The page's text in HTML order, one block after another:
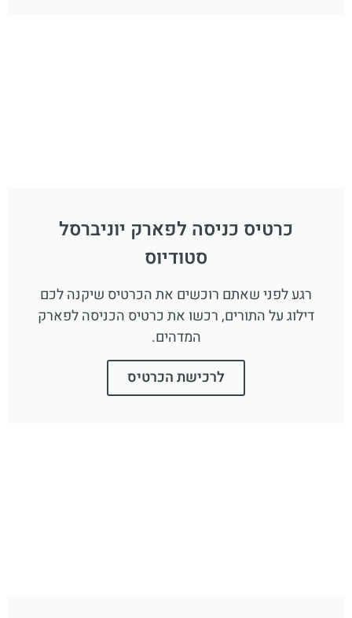
כרטיס כניסה לפארק יוניברסל
סטודיוס
רגע לפני שאתם רוכשים את הכרטיס שיקנה לכם
דילוג על התורים, רכשו את כרטיס הכניסה לפארק
המדהים.
לרכישת הכרטיס